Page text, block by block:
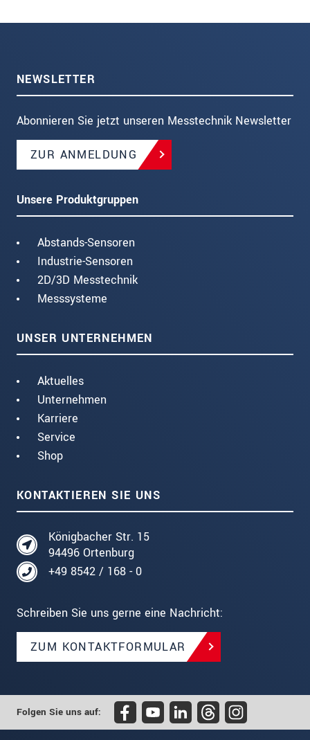
NEWSLETTER
Abonnieren Sie jetzt unseren Messtechnik Newsletter
ZUR ANMELDUNG
Unsere Produktgruppen
Abstands-Sensoren
Industrie-Sensoren
2D/3D Messtechnik
Messsysteme
UNSER UNTERNEHMEN
Aktuelles
Unternehmen
Karriere
Service
Shop
KONTAKTIEREN SIE UNS
Königbacher Str. 15
94496 Ortenburg
+49 8542 / 168 - 0
Schreiben Sie uns gerne eine Nachricht:
ZUM KONTAKTFORMULAR
Folgen Sie uns auf: